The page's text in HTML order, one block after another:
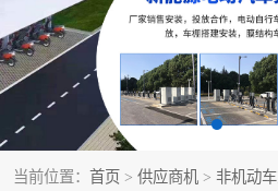
当前位置： 首页 > 供应商机 > 非机动
非机动车充电桩
电动自行车充电桩
充电桩